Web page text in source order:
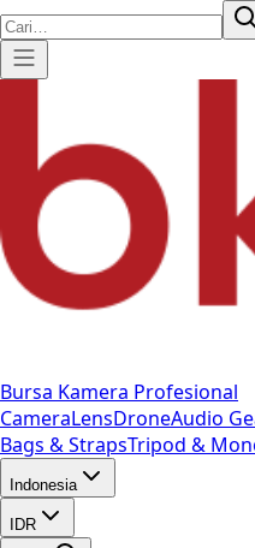
Bursa Kamera Profesional
CameraLensDroneAudio
Bags & StrapsTripod &
Indonesia
IDR